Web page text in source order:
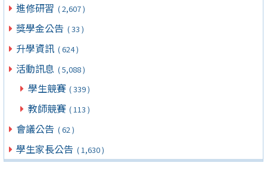
進修研習 ( 2,607 )
獎學金公告 ( 33 )
升學資訊 ( 624 )
活動訊息 ( 5,088 )
學生競賽 ( 339 )
教師競賽 ( 113 )
會議公告 ( 62 )
學生家長公告 ( 1,630 )